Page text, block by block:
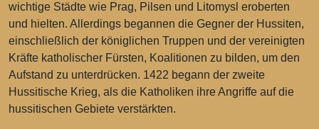
wichtige Städte wie Prag, Pilsen und Litomysl eroberten
und hielten. Allerdings begannen die Gegner der Hussiten,
einschließlich der königlichen Truppen und der vereinigten
Kräfte katholischer Fürsten, Koalitionen zu bilden, um den
Aufstand zu unterdrücken. 1422 begann der zweite
Hussitische Krieg, als die Katholiken ihre Angriffe auf die
hussitischen Gebiete verstärkten.